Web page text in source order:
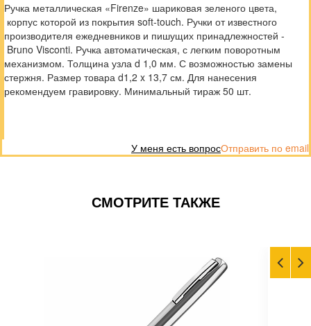
Ручка металлическая «Firenze» шариковая зеленого цвета,
корпус которой из покрытия soft-touch. Ручки от известного
производителя ежедневников и пишущих принадлежностей -
Bruno Visconti. Ручка автоматическая, с легким поворотным
механизмом. Толщина узла d 1,0 мм. С возможностью замены
стержня. Размер товара d1,2 x 13,7 см. Для нанесения
рекомендуем гравировку. Минимальный тираж 50 шт.
Отправить по email
У меня есть вопрос
СМОТРИТЕ ТАКЖЕ